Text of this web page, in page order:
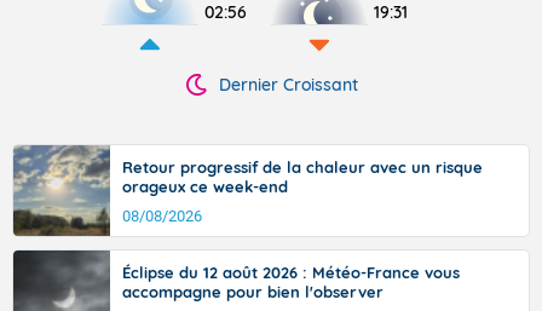
02:56 19:31
Dernier Croissant
Retour progressif de la chaleur avec un risque
orageux ce week-end
08/08/2026
Éclipse du 12 août 2026 : Météo-France vous
accompagne pour bien l'observer